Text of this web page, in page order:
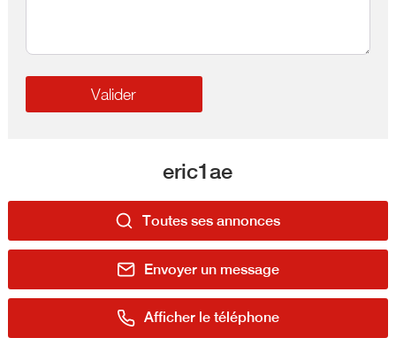
eric1ae
Toutes ses annonces
Envoyer un message
Afficher le téléphone